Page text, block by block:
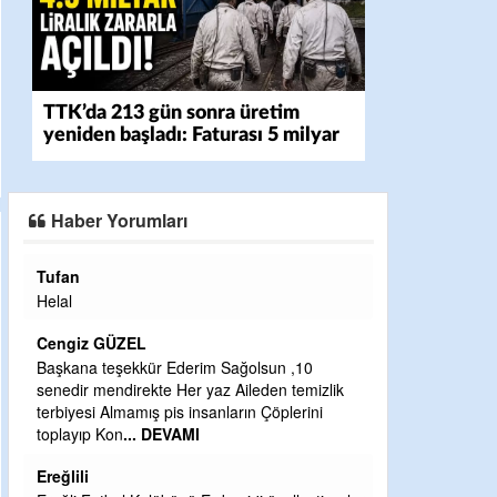
TTK’da 213 gün sonra üretim
yeniden başladı: Faturası 5 milyar
liraya dayandı
Haber Yorumları
CEVDET YILMAZ
GULDERE DERE ÇALIŞMALARI, SEKIZ YIL
ÖNCE ALKAYA TARAFINDAN BAŞLATILDI,
ETRASFINDA YERLEŞİM YERI OLMAYAN